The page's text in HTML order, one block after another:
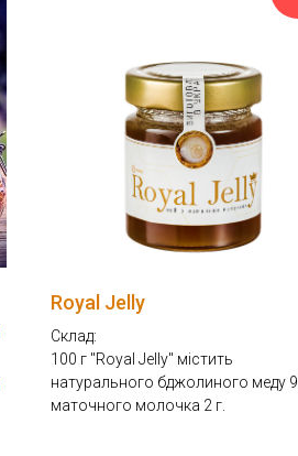
Royal Jelly
Склад:
100 г "Royal Jelly" містить
натурального бджолиного меду
маточного молочка 2 г.